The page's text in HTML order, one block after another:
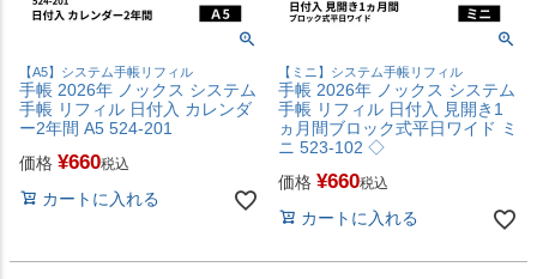
【A5】システム手帳リフィル
手帳 2026年 ノックス システム
手帳 リフィル 日付入 カレンダ
ー2年間 A5 524-201
価格 ¥660税込
カートに入れる
【ミニ】システム手帳リフィル
手帳 2026年 ノックス システム
手帳 リフィル 日付入 見開き1
ヵ月間ブロック式平日ワイド ミ
ニ 523-102 ◇
価格 ¥660税込
カートに入れる